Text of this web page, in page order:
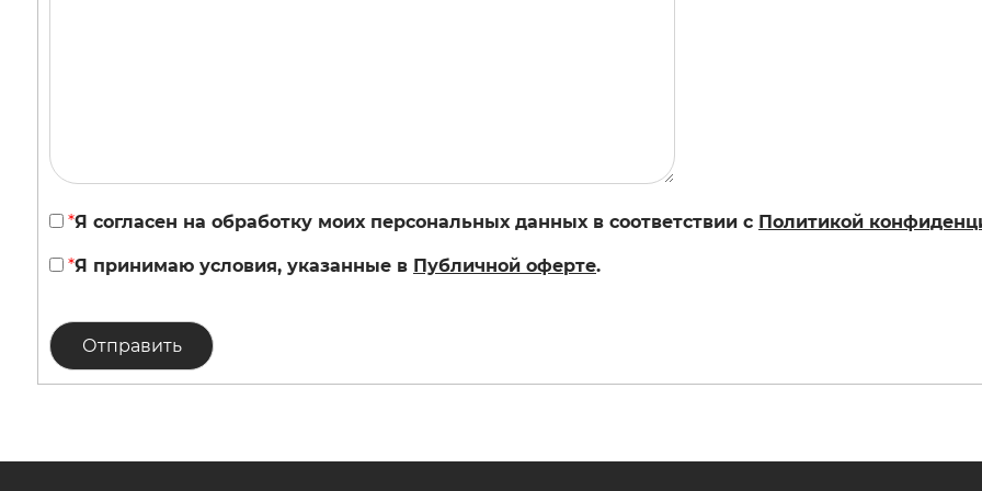
*Я согласен на обработку моих персональных данных в соответствии с Политикой
*Я принимаю условия, указанные в Публичной оферте.